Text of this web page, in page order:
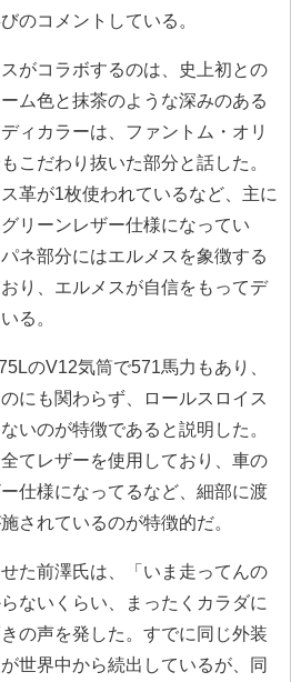
イズにはドライバーの2人も「本
がコラボするのは、史上初との
ム色と抹茶のような深みのある
ィカラーは、ファントム・オリ
こだわり抜いた部分と話した。
革が1枚使われているなど、主に
リーンレザー仕様になってい
ネ部分にはエルメスを象徴する
り、エルメスが自信をもってデ
のV12気筒で571馬力もあり、
にも関わらず、ロールスロイス
いのが特徴であると説明した。
てレザーを使用しており、車の
仕様になってるなど、細部に渡
た前澤氏は、「いま走ってんの
ないくらい、まったくカラダに
の声を発した。すでに同じ外装